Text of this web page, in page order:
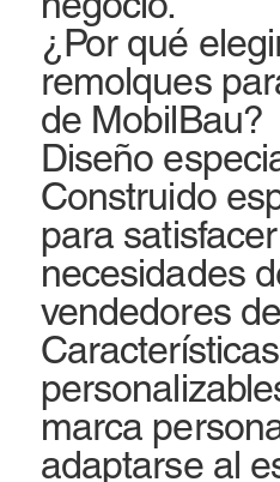
¿Por qué
remolques
de MobilBau?
Diseño
Construido
para
necesidades
vendedores
Características
marca
adaptarse al